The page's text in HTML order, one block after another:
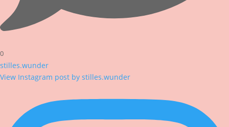
0
stilles.wunder
View Instagram post by stilles.wunder